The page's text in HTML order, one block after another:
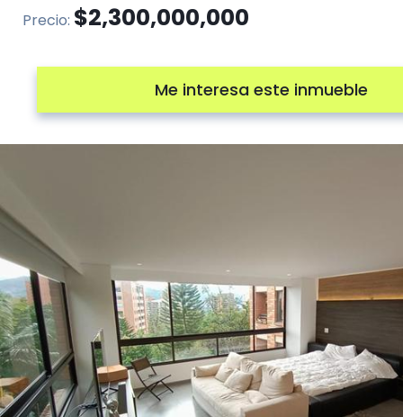
Precio: $2,300,000,000
Me interesa este inmueble